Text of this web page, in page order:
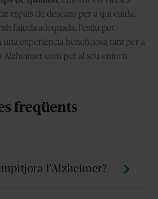
espais de descans per a qui cuida.
l’ajuda adequada, l'estiu pot
una experiència beneficiosa tant per a
Alzheimer com per al seu entorn
freqüents
l'Alzheimer?